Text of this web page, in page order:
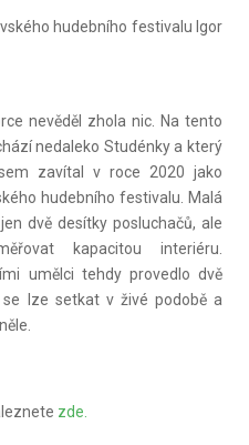
hudebního festivalu Igor
nevěděl zhola nic. Na tento
nedaleko Studénky a který
zavítal v roce 2020 jako
hudebního festivalu. Malá
dvě desítky posluchačů, ale
kapacitou interiéru.
umělci tehdy provedlo dvě
lze setkat v živé podobě a
zde.